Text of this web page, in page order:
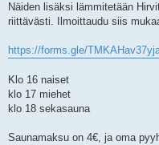
Näiden lisäksi lämmitetään
riittävästi. Ilmoittaudu siis
https://forms.gle/
Klo 16 naiset
klo 17 miehet
klo 18 sekasauna
Saunamaksu on 4€, ja oma